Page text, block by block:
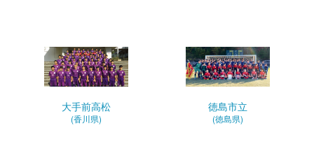
大手前高松
(香川県)
徳島市立
(徳島県)